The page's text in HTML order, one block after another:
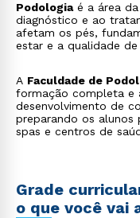
Podologiaé a área da
diagnóstico e ao
afetam os pés,
estar e a qualidade
A Faculdade de
formação completa e
desenvolvimento de
preparando os alunos
spas e centros de
Grade
o que você vai